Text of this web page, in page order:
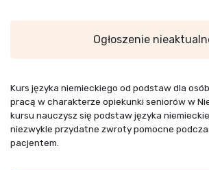
Ogłoszenie
Kurs języka niemieckiego od podstaw dla
pracą w charakterze opiekunki seniorów w
kursu nauczysz się podstaw języka
niezwykle przydatne zwroty pomocne
pacjentem.